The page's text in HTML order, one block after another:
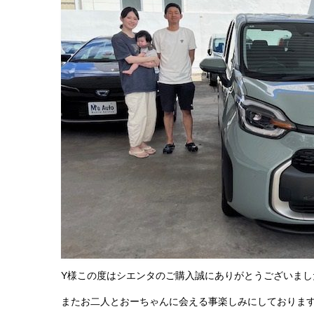
Y様この度はシエンタのご購入誠にありがとうございま
またお二人とおーちゃんに会える事楽しみにしておりま